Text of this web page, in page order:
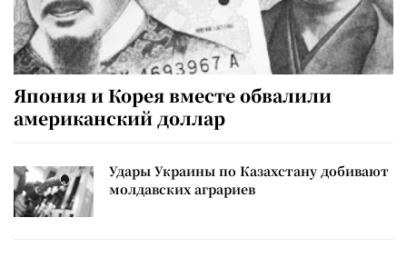
Япония и Корея вместе обвалили
американский доллар
Удары Украины по Казахстану добивают
молдавских аграриев